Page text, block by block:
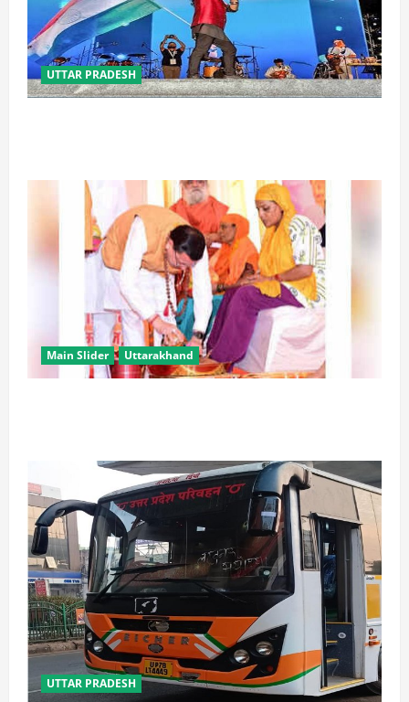
UTTAR PRADESH
Main Slider Uttarakhand
UTTAR PRADESH